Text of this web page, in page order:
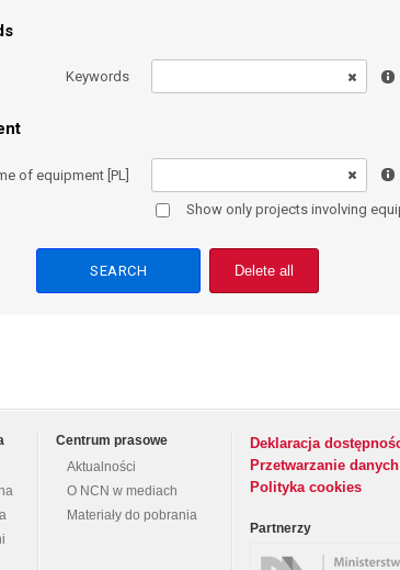
Keywords
of equipment [PL]
Show only projects involving
Delete all
Centrum prasowe
Aktualności
O NCN w mediach
Materiały do pobrania
Deklaracja
Przetwarzanie
Polityka cookies
Partnerzy